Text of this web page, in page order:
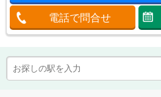
電話で問合せ